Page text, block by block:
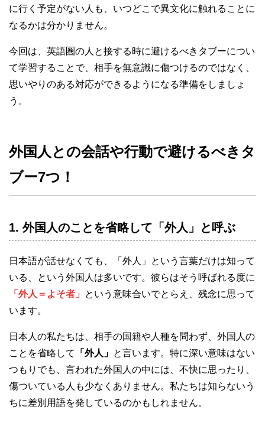
に行く予定がない人も、いつどこで異文化に触れることに
なるかは分かりません。
今回は、英語圏の人と接する時に避けるべきタブーについ
て学習することで、相手を無意識に傷つけるのではなく、
思いやりのある対応ができるようになる準備をしましょ
う。
外国人との会話や行動で避けるべきタ
ブー7つ！
1. 外国人のことを省略して「外人」と呼ぶ
日本語が話せなくても、「外人」という言葉だけは知って
いる、という外国人は多いです。彼らはそう呼ばれる度に
「外人＝よそ者」
という意味合いでとらえ、残念に思って
います。
日本人の私たちは、相手の国籍や人種を問わず、外国人の
ことを省略して
「外人」 と言います。特に深い意味はない
つもりでも、言われた外国人の中には、不快に思ったり、
傷ついている人も少なくありません。私たちは知らないう
ちに差別用語を発しているのかもしれません。